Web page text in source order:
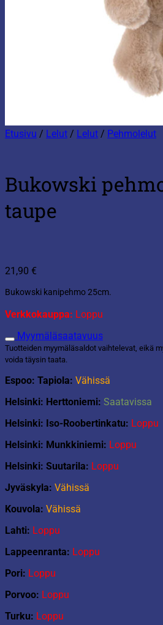
Etusivu / Lelut / Lelut / Pehmolelut
Bukowski
taupe
21,90 €
Bukowski kanipehmo 25cm.
Verkkokauppa: Loppu
Myymäläsaatavuus
Tuotteiden myymäläsaldot vaihtelevat, eikä
voida täysin taata.
Espoo: Tapiola: Vähissä
Helsinki: Herttoniemi: Saatavissa
Helsinki: Iso-Roobertinkatu: Loppu
Helsinki: Munkkiniemi: Loppu
Helsinki: Suutarila: Loppu
Jyväskyla: Vähissä
Kouvola: Vähissä
Lahti: Loppu
Lappeenranta: Loppu
Pori: Loppu
Porvoo: Loppu
Turku: Loppu